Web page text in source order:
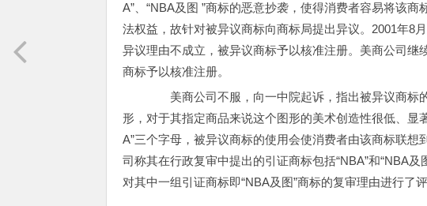
A”、“NBA及图 ”商标的恶意抄袭，使得消费者容易将该
法权益，故针对被异议商标向商标局提出异议。2001年8
异议理由不成立，被异议商标予以核准注册。美商公司
商标予以核准注册。
美商公司不服，向一中院起诉，指出被异议商标
形，对于其指定商品来说这个图形的美术创造性很低、显
A”三个字母，被异议商标的使用会使消费者由该商标联想
司称其在行政复审中提出的引证商标包括“NBA”和“NBA
对其中一组引证商标即“NBA及图”商标的复审理由进行了评